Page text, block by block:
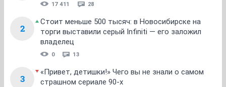
17 411 28
2
Стоит меньше 500 тысяч: в Новосибирске на
торги выставили серый Infiniti — его заложил
владелец
0 13
3
«Привет, детишки!» Чего вы не знали о самом
страшном сериале 90-х